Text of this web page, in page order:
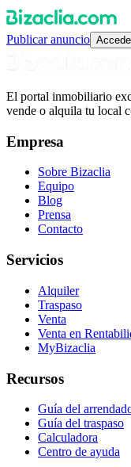
Publicar anuncio
El portal inmobiliario
vende o alquila tu local
Empresa
Sobre Bizaclia
Equipo
Blog
Prensa
Contacto
Servicios
Alquiler
Traspaso
Venta
Venta en
MyBizaclia
Recursos
Guía del
Guía del traspaso
Calculadora
Centro de ayuda